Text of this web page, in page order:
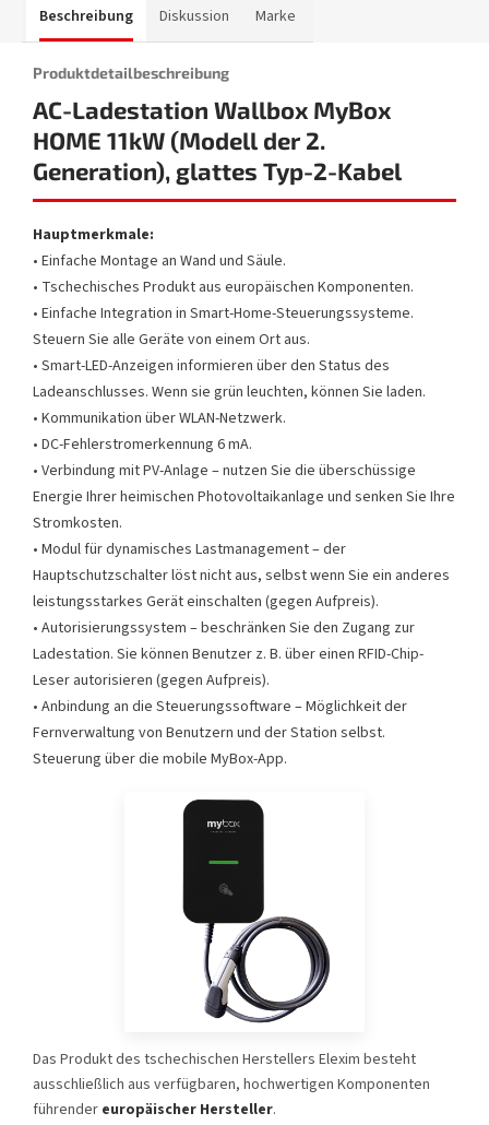
Beschreibung Diskussion Marke
Produktdetailbeschreibung
AC-Ladestation Wallbox MyBox
HOME 11kW (Modell der 2.
Generation), glattes Typ-2-Kabel
Hauptmerkmale:
• Einfache Montage an Wand und Säule.
• Tschechisches Produkt aus europäischen Komponenten.
• Einfache Integration in Smart-Home-Steuerungssysteme.
Steuern Sie alle Geräte von einem Ort aus.
• Smart-LED-Anzeigen informieren über den Status des
Ladeanschlusses. Wenn sie grün leuchten, können Sie laden.
• Kommunikation über WLAN-Netzwerk.
• DC-Fehlerstromerkennung 6 mA.
• Verbindung mit PV-Anlage – nutzen Sie die überschüssige
Energie Ihrer heimischen Photovoltaikanlage und senken Sie Ihre
Stromkosten.
• Modul für dynamisches Lastmanagement – der
Hauptschutzschalter löst nicht aus, selbst wenn Sie ein anderes
leistungsstarkes Gerät einschalten (gegen Aufpreis).
• Autorisierungssystem – beschränken Sie den Zugang zur
Ladestation. Sie können Benutzer z. B. über einen RFID-Chip-
Leser autorisieren (gegen Aufpreis).
• Anbindung an die Steuerungssoftware – Möglichkeit der
Fernverwaltung von Benutzern und der Station selbst.
Steuerung über die mobile MyBox-App.
Das Produkt des tschechischen Herstellers Elexim besteht
ausschließlich aus verfügbaren, hochwertigen Komponenten
führender europäischer Hersteller.